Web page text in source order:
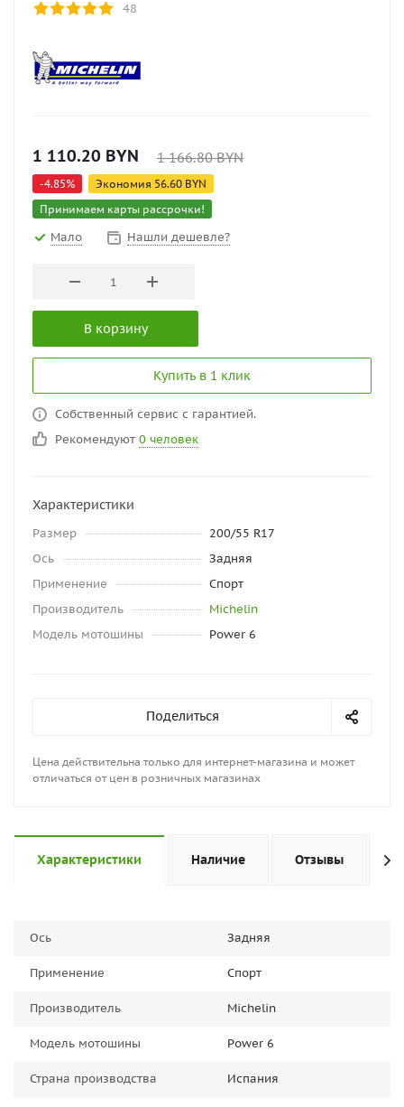
48
1 110.20 BYN 1 166.80BYN
-4.85% Экономия 56.60 BYN
Принимаем карты рассрочки!
Мало Нашли дешевле?
В корзину
Купить в 1 клик
Собственный сервис с гарантией.
Рекомендуют 0 человек
Характеристики
Размер
200/55 R17
Ось
Задняя
Применение
Спорт
Производитель
Michelin
Модель мотошины
Power 6
Поделиться
Цена действительна только для интернет-магазина и может
отличаться от цен в розничных магазинах
Характеристики Наличие Отзывы
Ось Задняя
Применение Спорт
Производитель Michelin
Модель мотошины Power 6
Страна производства Испания